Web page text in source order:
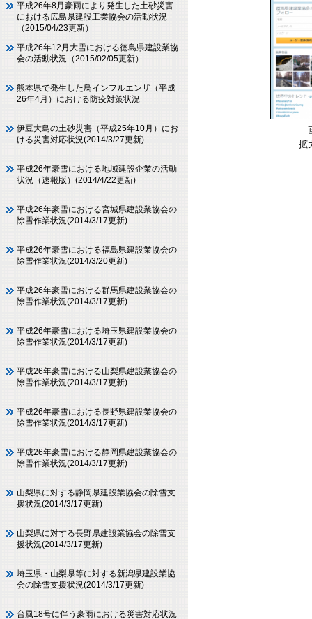
拡
平成26年8月豪雨により発生した土砂災害
における広島県建設工業協会の活動状況
（2015/04/23更新）
平成26年12月大雪における徳島県建設業協
会の活動状況（2015/02/05更新）
熊本県で発生した鳥インフルエンザ（平成
26年4月）における防疫対策状況
伊豆大島の土砂災害（平成25年10月）にお
ける災害対応状況(2014/3/27更新)
平成26年豪雪における地域建設企業の活動
状況（速報版）(2014/4/22更新)
平成26年豪雪における宮城県建設業協会の
除雪作業状況(2014/3/17更新)
平成26年豪雪における福島県建設業協会の
除雪作業状況(2014/3/20更新)
平成26年豪雪における群馬県建設業協会の
除雪作業状況(2014/3/17更新)
平成26年豪雪における埼玉県建設業協会の
除雪作業状況(2014/3/17更新)
平成26年豪雪における山梨県建設業協会の
除雪作業状況(2014/3/17更新)
平成26年豪雪における長野県建設業協会の
除雪作業状況(2014/3/17更新)
平成26年豪雪における静岡県建設業協会の
除雪作業状況(2014/3/17更新)
山梨県に対する静岡県建設業協会の除雪支
援状況(2014/3/17更新)
山梨県に対する長野県建設業協会の除雪支
援状況(2014/3/17更新)
埼玉県・山梨県等に対する新潟県建設業協
会の除雪支援状況(2014/3/17更新)
台風18号に伴う豪雨における災害対応状況